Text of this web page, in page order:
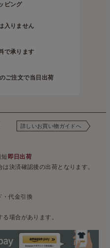
ピング
入りません
で承ります
ご注文で当日出荷
詳しいお買い物ガイドへ
即日出荷
決済確認後の出荷となります。
・代金引換
場合があります。